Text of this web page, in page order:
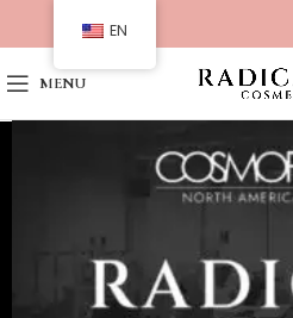
MENU
EN